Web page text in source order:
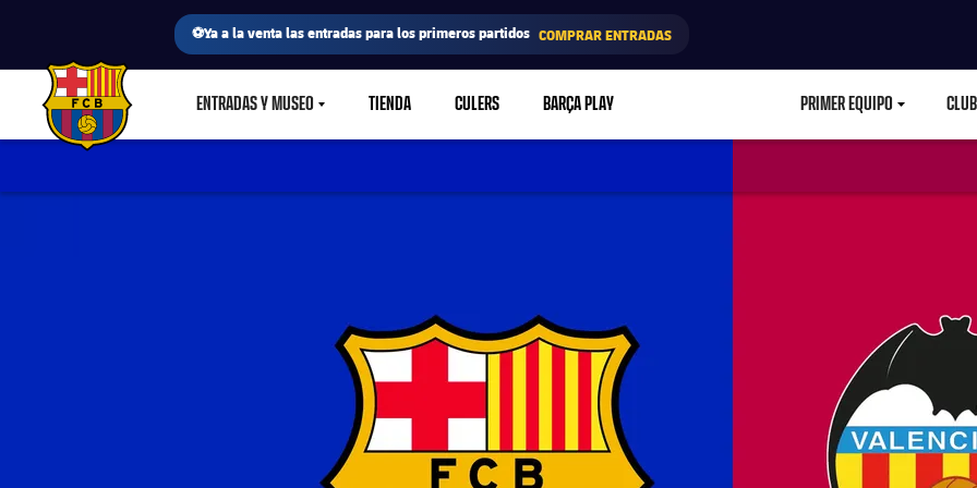
⚽Ya a la venta las entradas para los primeros partidos COMPRAR ENTRADAS
FC Barcelona club badge ENTRADAS Y MUSEOLABEL.SHARE.CARETDOWN
TIENDA CULERS BARÇA PLAY PRIMER EQUIPO CLUB